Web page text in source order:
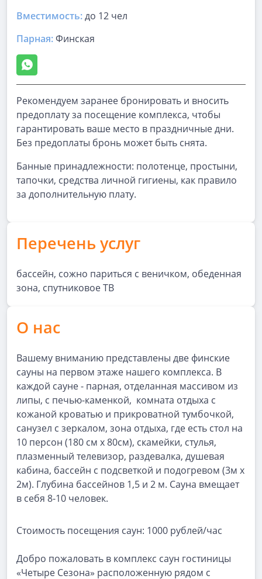
Вместимость:до 12 чел
Парная:Финская
Рекомендуем заранее бронировать и вносить
предоплату за посещение комплекса, чтобы
гарантировать ваше место в праздничные дни.
Без предоплаты бронь может быть снята.
Банные принадлежности: полотенце, простыни,
тапочки, средства личной гигиены, как правило
за дополнительную плату.
Перечень услуг
бассейн, сожно париться с веничком, обеденная
зона, спутниковое ТВ
О нас
Вашему вниманию представлены две финские
сауны на первом этаже нашего комплекса. В
каждой сауне - парная, отделанная массивом из
липы, с печью-каменкой, комната отдыха с
кожаной кроватью и прикроватной тумбочкой,
санузел с зеркалом, зона отдыха, где есть стол на
10 персон (180 см х 80см), скамейки, стулья,
плазменный телевизор, раздевалка, душевая
кабина, бассейн с подсветкой и подогревом (3м х
2м). Глубина бассейнов 1,5 и 2 м. Сауна вмещает
в себя 8-10 человек.
Стоимость посещения саун: 1000 рублей/час
Добро пожаловать в комплекс саун гостиницы
«Четыре Сезона» расположенную рядом с